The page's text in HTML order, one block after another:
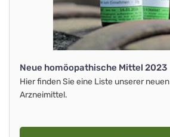
Neue homöopathische Mittel 2023
Hier finden Sie eine Liste unserer
Arzneimittel.